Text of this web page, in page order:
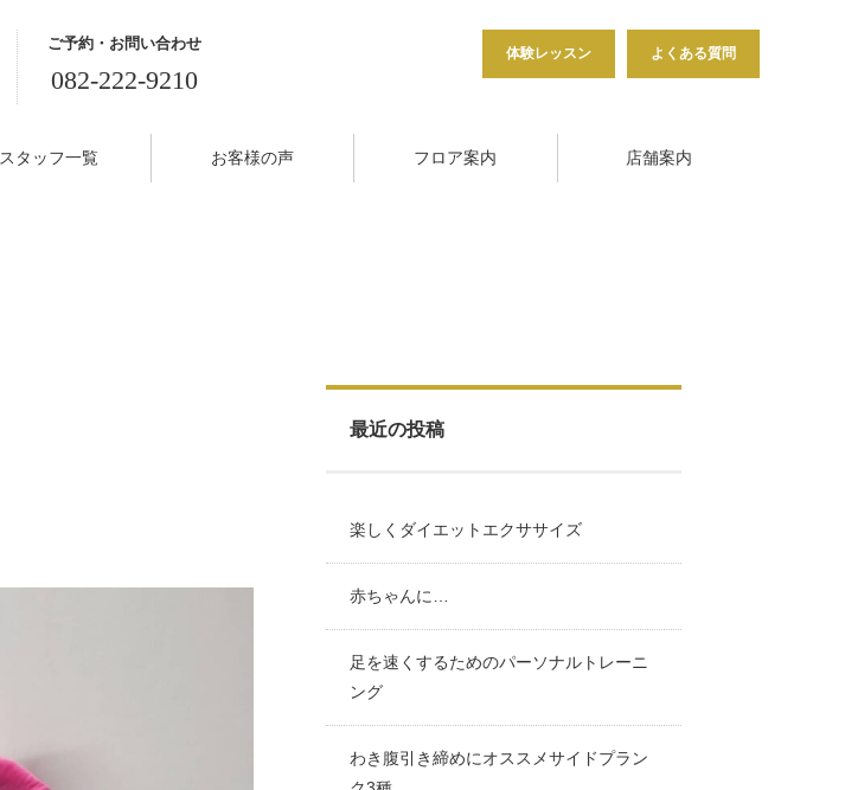
ご予約・お問い合わせ
082-222-9210
体験レッスン よくある質問
スタッフ一覧 お客様の声 フロア案内 店舗案内
最近の投稿
楽しくダイエットエクササイズ
赤ちゃんに…
足を速くするためのパーソナルトレーニ
ング
わき腹引き締めにオススメサイドプラン